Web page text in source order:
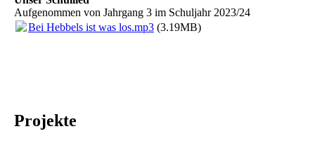
Aufgenommen von Jahrgang 3 im Schuljahr 2023/24
Bei Hebbels ist was los.mp3 (3.19MB)
Projekte